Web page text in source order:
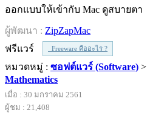
ออกแบบให้เข้ากับ Mac ดูสบายตา
ผู้พัฒนา : ZipZapMac
ฟรีแวร์
Freeware คืออะไร ?
หมวดหมู่ : ซอฟต์แวร์ (Software) >
Mathematics
เมื่อ : 30 มกราคม 2561
ผู้ชม : 21,408